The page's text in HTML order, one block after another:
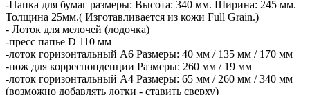
-Папка для бумаг размеры: Высота: 340 мм. Ширина: 245 мм.
Толщина 25мм.( Изготавливается из кожи Full Grain.)
- Лоток для мелочей (лодочка)
-пресс папье D 110 мм
-лоток горизонтальный А6 Размеры: 40 мм / 135 мм / 170 мм
-нож для корреспонденции Размеры: 260 мм / 19 мм
-лоток горизонтальный А4 Размеры: 65 мм / 260 мм / 340 мм
(возможно добавлять лотки - ставить сверху)